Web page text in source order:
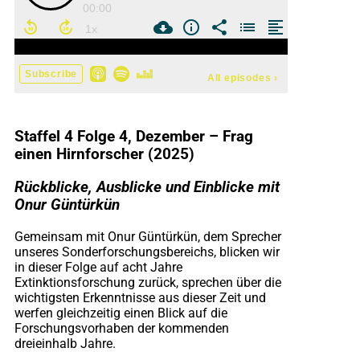
Staffel 4 Folge 4, Dezember – Frag
einen Hirnforscher (2025)
Rückblicke, Ausblicke und Einblicke mit
Onur Güntürkün
Gemeinsam mit Onur Güntürkün, dem Sprecher
unseres Sonderforschungsbereichs, blicken wir
in dieser Folge auf acht Jahre
Extinktionsforschung zurück, sprechen über die
wichtigsten Erkenntnisse aus dieser Zeit und
werfen gleichzeitig einen Blick auf die
Forschungsvorhaben der kommenden
dreieinhalb Jahre.